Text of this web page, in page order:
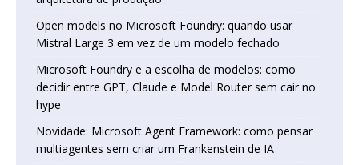
Open models no Microsoft Foundry: quando usar
Mistral Large 3 em vez de um modelo fechado
Microsoft Foundry e a escolha de modelos: como
decidir entre GPT, Claude e Model Router sem cair no
hype
Novidade: Microsoft Agent Framework: como pensar
multiagentes sem criar um Frankenstein de IA